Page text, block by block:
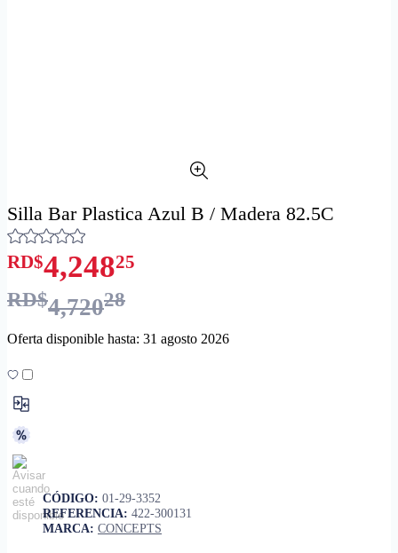
Silla Bar Plastica Azul B / Madera 82.5C
RD$4,24825
RD$4,72028
Oferta disponible hasta: 31 agosto 2026
CÓDIGO: 01-29-3352
REFERENCIA: 422-300131
MARCA: CONCEPTS